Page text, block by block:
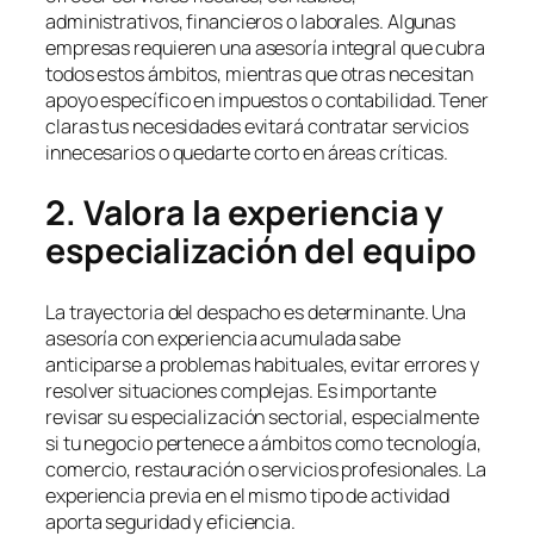
administrativos, financieros o laborales. Algunas
empresas requieren una asesoría integral que cubra
todos estos ámbitos, mientras que otras necesitan
apoyo específico en impuestos o contabilidad. Tener
claras tus necesidades evitará contratar servicios
innecesarios o quedarte corto en áreas críticas.
2. Valora la experiencia y
especialización del equipo
La trayectoria del despacho es determinante. Una
asesoría con experiencia acumulada sabe
anticiparse a problemas habituales, evitar errores y
resolver situaciones complejas. Es importante
revisar su especialización sectorial, especialmente
si tu negocio pertenece a ámbitos como tecnología,
comercio, restauración o servicios profesionales. La
experiencia previa en el mismo tipo de actividad
aporta seguridad y eficiencia.